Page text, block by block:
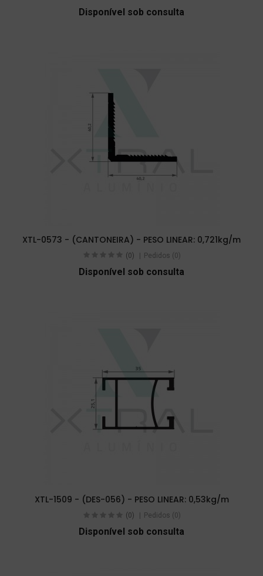
Disponível sob consulta
XTL-0573 - (CANTONEIRA) - PESO LINEAR: 0,721kg/m
(0) Pedidos (0)
Disponível sob consulta
XTL-1509 - (DES-056) - PESO LINEAR: 0,53kg/m
(0) Pedidos (0)
Disponível sob consulta